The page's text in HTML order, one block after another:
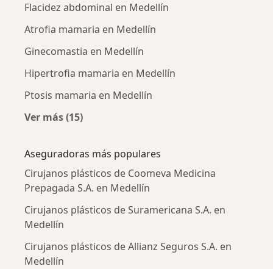
Flacidez abdominal en Medellín
Atrofia mamaria en Medellín
Ginecomastia en Medellín
Hipertrofia mamaria en Medellín
Ptosis mamaria en Medellín
Ver más (15)
Aseguradoras más populares
Cirujanos plásticos de Coomeva Medicina
Prepagada S.A. en Medellín
Cirujanos plásticos de Suramericana S.A. en
Medellín
Cirujanos plásticos de Allianz Seguros S.A. en
Medellín